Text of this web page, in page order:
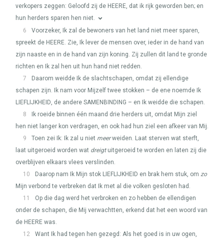
verkopers zeggen: Geloofd zij de HEERE, dat ik rijk geworden ben; en
hun herders sparen hen niet.
6
Voorzeker, Ik zal de bewoners van het land niet meer sparen,
spreekt de HEERE. Zie, Ik lever de mensen over, ieder in de hand van
zijn naaste en in de hand van zijn koning. Zij zullen dit land te gronde
richten en Ik zal hen uit hun hand niet redden.
7
Daarom weidde Ik de slachtschapen, omdat zij ellendige
schapen zijn. Ik nam voor Mijzelf twee stokken – de ene noemde Ik
LIEFLIJKHEID, de andere SAMENBINDING – en Ik weidde die schapen.
8
Ik roeide binnen één maand drie herders uit, omdat Mijn ziel
hen niet langer kon verdragen, en ook had hun ziel een afkeer van Mij.
9
Toen zei Ik: Ik zal u niet meerweiden. Laat sterven wat sterft,
laat uitgeroeid worden wat dreigtuitgeroeid te worden en laten zij die
overblijven elkaars vlees verslinden.
10
Daarop nam Ik Mijn stok LIEFLIJKHEID en brak hem stuk, om zo
Mijn verbond te verbreken dat Ik met al die volken gesloten had.
11
Op die dag werd het verbroken en zo hebben de ellendigen
onder de schapen, die Mij verwachtten, erkend dat het een woord van
de HEERE was.
12
Want Ik had tegen hen gezegd: Als het goed is in uw ogen,